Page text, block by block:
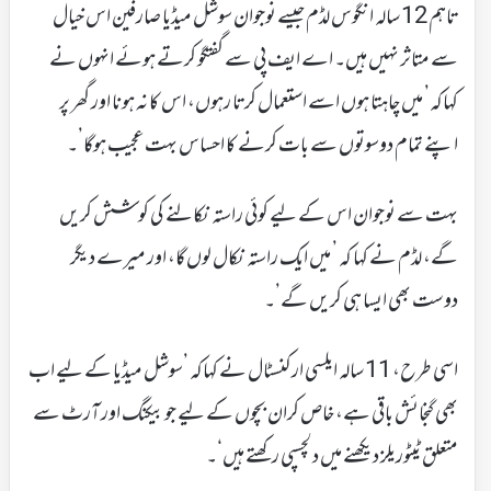
تاہم 12 سالہ انگوس لڈم جیسے نوجوان سوشل میڈیا صارفین اس خیال
سے متاثر نہیں ہیں۔ اے ایف پی سے گفتگو کرتے ہوئے انہوں نے
کہاکہ’ میں چاہتا ہوں اسے استعمال کرتا رہوں، اس کا نہ ہونا اور گھر پر
اپنے تمام دوسوتوں سے بات کرنے کا احساس بہت عجیب ہوگا’۔
بہت سے نوجوان اس کے لیے کوئی راستہ نکالنے کی کوشش کریں
گے، لڈم نے کہا کہ ’ میں ایک راستہ نکال لوں گا، اور میرے دیگر
دوست بھی ایسا ہی کریں گے’۔
اسی طرح، 11 سالہ ایلسی ارکنسٹال نے کہاکہ ’سوشل میڈیا کے لیے اب
بھی گنجائش باقی ہے، خاص کران بچوں کے لیے جو بیکنگ اور آرٹ سے
متعلق ٹیٹوریلز دیکھنے میں دلچسپی رکھتے ہیں‘۔